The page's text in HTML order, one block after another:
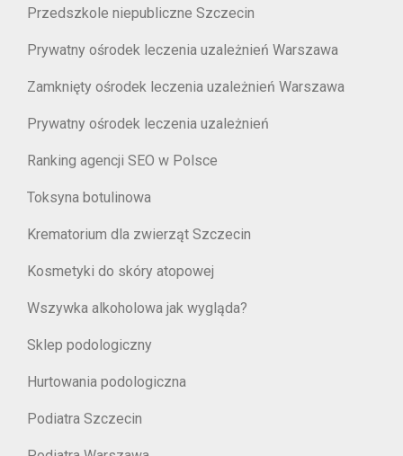
Przedszkole niepubliczne Szczecin
Prywatny ośrodek leczenia uzależnień Warszawa
Zamknięty ośrodek leczenia uzależnień Warszawa
Prywatny ośrodek leczenia uzależnień
Ranking agencji SEO w Polsce
Toksyna botulinowa
Krematorium dla zwierząt Szczecin
Kosmetyki do skóry atopowej
Wszywka alkoholowa jak wygląda?
Sklep podologiczny
Hurtowania podologiczna
Podiatra Szczecin